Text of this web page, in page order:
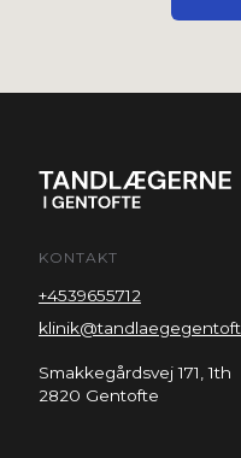
KONTAKT
+4539655712
Smakkegårdsvej 171, 1th
2820 Gentofte